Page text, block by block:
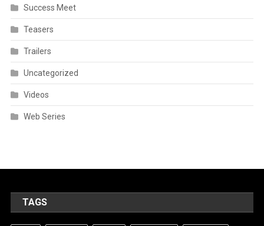
Success Meet
Teasers
Trailers
Uncategorized
Videos
Web Series
TAGS